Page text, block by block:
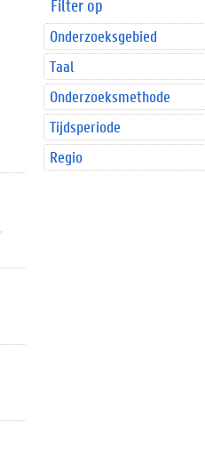
Filter op
Onderzoeksgebied
Taal
Onderzoeksmethode
Tijdsperiode
Regio